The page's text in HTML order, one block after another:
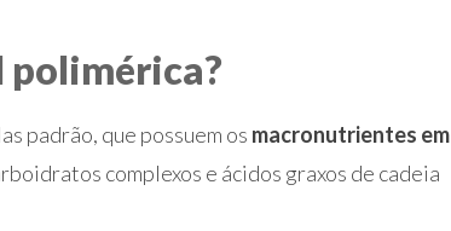
polimérica?
padrão, que possuem os macronutrientes em
complexos e ácidos graxos de cadeia